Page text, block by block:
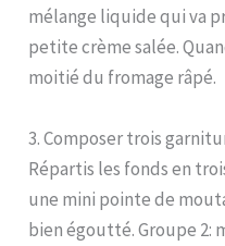
mélange liquide qui va
petite crème salée.
moitié du fromage râpé.
3. Composer trois
Répartis les fonds en
une mini pointe de
bien égoutté. Groupe 2: